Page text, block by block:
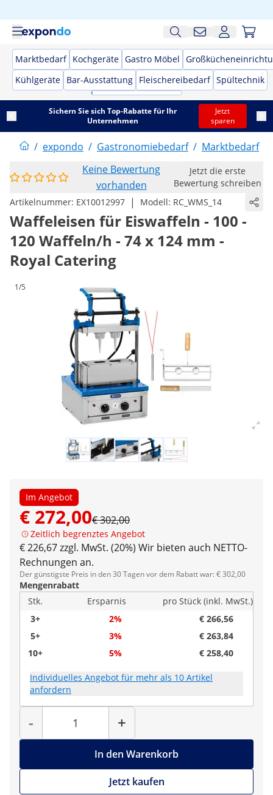
Marktbedarf Kochgeräte Gastro Möbel
Kühlgeräte Bar-Ausstattung Fleischereibedarf Spültechnik
Sichern Sie sich Top-Rabatte für Ihr
Unternehmen
Jetzt
sparen
/ expondo / Gastronomiebedarf / Marktbedarf
Keine Bewertung
vorhanden
Jetzt die erste
Bewertung schreiben
Artikelnummer: EX10012997 | Modell: RC_WMS_14
Waffeleisen für Eiswaffeln - 100 -
120 Waffeln/h - 74 x 124 mm -
Royal Catering
1/5
Im Angebot
€ 272,00€ 302,00
Zeitlich begrenztes Angebot
€ 226,67 zzgl. MwSt. (20%) Wir bieten auch NETTO-
Rechnungen an.
Der günstigste Preis in den 30 Tagen vor dem Rabatt war: € 302,00
Mengenrabatt
Stk.
Ersparnis
pro Stück (inkl. MwSt.)
3+
2%
€ 266,56
5+
3%
€ 263,84
10+
5% € 258,40
Individuelles Angebot für mehr als 10 Artikel
anfordern
-
Menge
+
In den Warenkorb
Jetzt kaufen